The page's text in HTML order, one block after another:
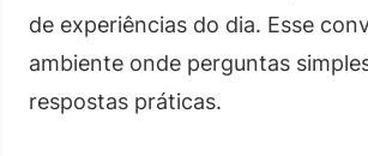
de experiências do dia. Esse
ambiente onde perguntas
respostas práticas.